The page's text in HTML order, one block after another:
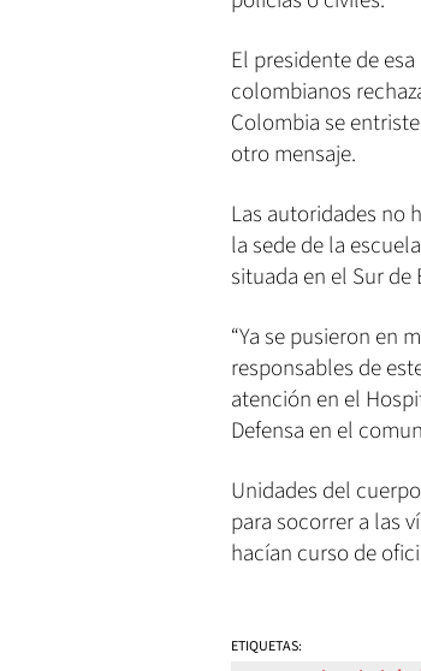
El presidente de
colombianos
Colombia se
otro mensaje.
Las autoridades no
la sede de la
situada en el Sur de
“Ya se pusieron en
responsables de
atención en el
Defensa en el
Unidades del
para socorrer a las
hacían curso de
ETIQUETAS: